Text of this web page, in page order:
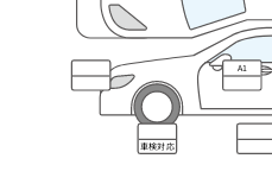
A1
車検対応